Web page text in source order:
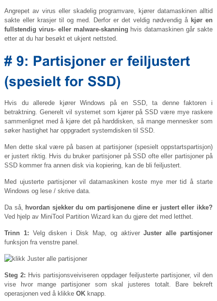
Angrepet av virus eller skadelig programvare, kjører datamaskinen alltid
sakte eller krasjer til og med. Derfor er det veldig nødvendig å kjør en
fullstendig virus- eller malware-skanning hvis datamaskinen går sakte
etter at du har besøkt et ukjent nettsted.
Hvis du allerede kjører Windows på en SSD, ta denne faktoren i
betraktning. Generelt vil systemet som kjører på SSD være mye raskere
sammenlignet med å kjøre det på harddisken, så mange mennesker som
søker hastighet har oppgradert systemdisken til SSD.
Men dette skal være på basen at partisjoner (spesielt oppstartspartisjon)
er justert riktig. Hvis du bruker partisjoner på SSD ofte eller partisjoner på
SSD kommer fra annen disk via kopiering, kan de bli feiljustert.
Med ujusterte partisjoner vil datamaskinen koste mye mer tid å starte
Windows og lese / skrive data.
Da så, hvordan sjekker du om partisjonene dine er justert eller ikke?
Ved hjelp av MiniTool Partition Wizard kan du gjøre det med letthet.
Trinn 1: Velg disken i Disk Map, og aktiverJuster alle partisjoner
funksjon fra venstre panel.
Steg 2: Hvis partisjonsveiviseren oppdager feiljusterte partisjoner, vil den
vise hvor mange partisjoner som skal justeres totalt. Bare bekreft
operasjonen ved å klikke OKknapp.